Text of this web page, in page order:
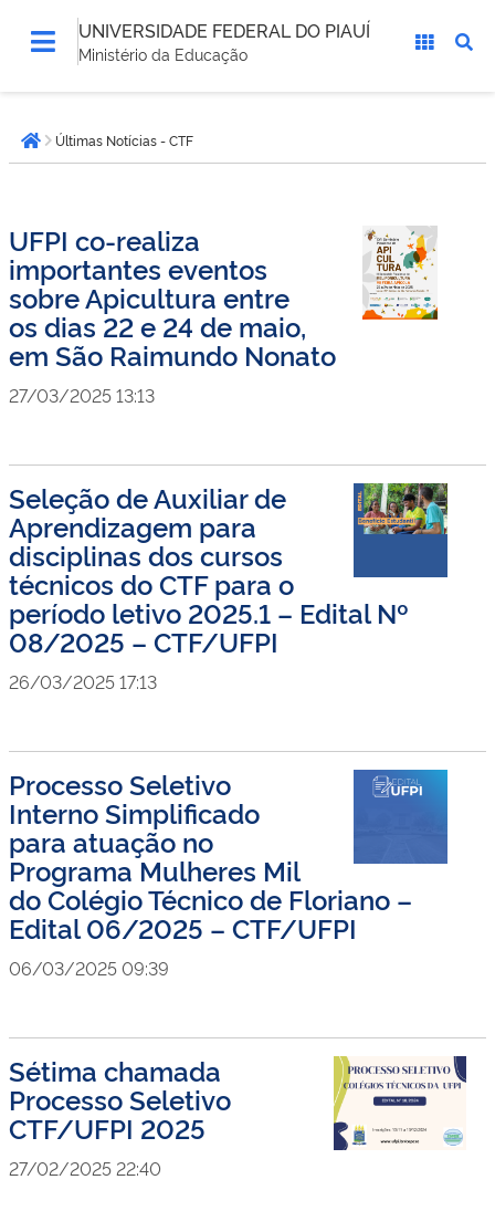
UNIVERSIDADE FEDERAL DO PIAUÍ
Ministério da Educação
está
aqui:Página inicial
Últimas Notícias - CTF
UFPI co-realiza
importantes eventos
sobre Apicultura entre
os dias 22 e 24 de maio,
em São Raimundo Nonato
27/03/2025 13:13
Seleção de Auxiliar de
Aprendizagem para
disciplinas dos cursos
técnicos do CTF para o
período letivo 2025.1 – Edital Nº
08/2025 – CTF/UFPI
26/03/2025 17:13
Processo Seletivo
Interno Simplificado
para atuação no
Programa Mulheres Mil
do Colégio Técnico de Floriano –
Edital 06/2025 – CTF/UFPI
06/03/2025 09:39
Sétima chamada
Processo Seletivo
CTF/UFPI 2025
27/02/2025 22:40